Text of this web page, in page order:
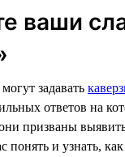
ваши
задавать
ответов на
призваны
понять и узнать,